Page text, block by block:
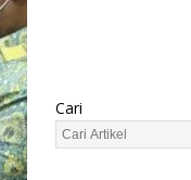
Cari